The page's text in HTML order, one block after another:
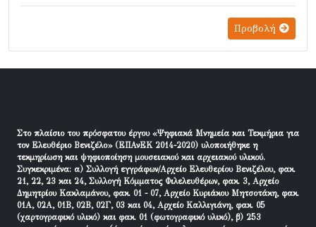
Προβολή
Στο πλαίσιο του πρόσφατου έργου «Ψηφιακά Μνημεία και Τεκμήρια για
τον Ελευθέριο Βενιζέλο» (ΕΠΑνΕΚ 2014-2020) υλοποιήθηκε η
τεκμηρίωση και ψηφιοποίηση μουσειακού και αρχειακού υλικού.
Συγκεκριμένα: α) Συλλογή εγγράφων/Αρχείο Ελευθερίου Βενιζέλου, φακ.
21, 22, 23 και 24, Συλλογή Κόμματος Φιλελευθέρων, φακ. 3, Αρχείο
Δημητρίου Κακλαμάνου, φακ. 01 - 07, Αρχείο Κυριάκου Μητσοτάκη, φακ.
01Α, 02Α, 01Β, 02Β, 02Γ, 03 και 04, Αρχείο Καλλιγιάνη, φακ. 05
(χαρτογραφικό υλικό) και φακ. 01 (φωτογραφικό υλικό), β) 253